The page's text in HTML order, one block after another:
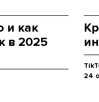
и как
в 2025
24